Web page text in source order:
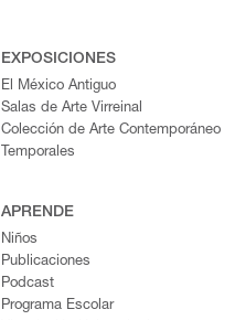
EXPOSICIONES
El México Antiguo
Salas de Arte Virreinal
Colección de Arte Contemporáneo
Temporales
APRENDE
Niños
Publicaciones
Podcast
Programa Escolar